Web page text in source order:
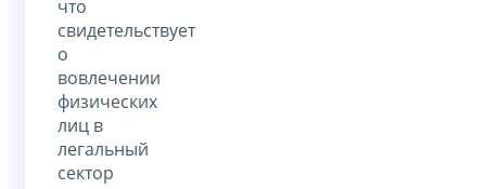
что
свидетельствует
о
вовлечении
физических
лиц в
легальный
сектор